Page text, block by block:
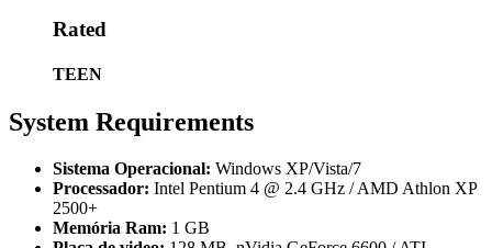
Rated
TEEN
System Requirements
Sistema Operacional: Windows XP/Vista/7
Processador: Intel Pentium 4 @ 2.4 GHz / AMD Athlon XP
2500+
Memória Ram: 1 GB